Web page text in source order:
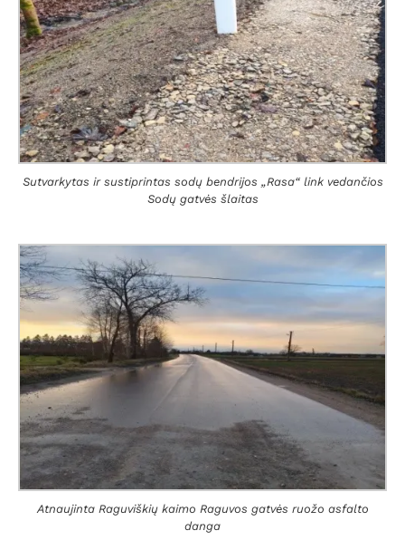
Sutvarkytas ir sustiprintas sodų bendrijos „Rasa“ link vedančios
Sodų gatvės šlaitas
Atnaujinta Raguviškių kaimo Raguvos gatvės ruožo asfalto
danga